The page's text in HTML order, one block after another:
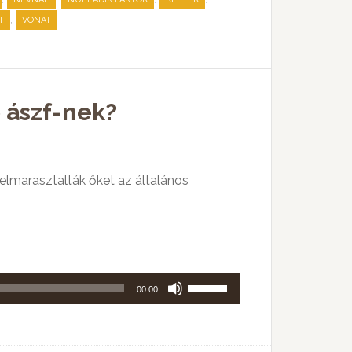
Fel/Le
, VONAT
nek?
őket az általános
00:00
hangerő
illetőleg